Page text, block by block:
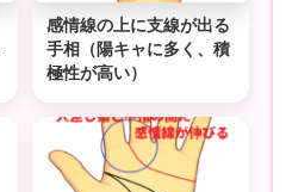
感情線の上に支線が出る
手相（陽キャに多く、積
極性が高い）